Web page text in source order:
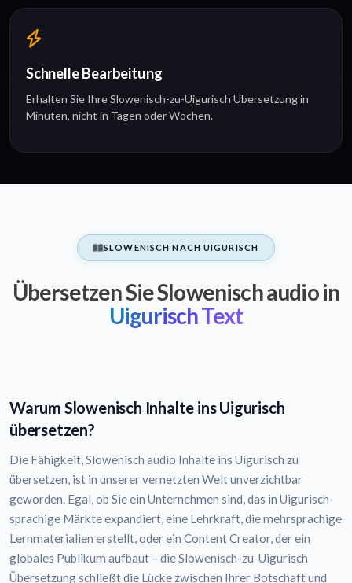
Schnelle Bearbeitung
Erhalten Sie Ihre Slowenisch-zu-Uigurisch Übersetzung in
Minuten, nicht in Tagen oder Wochen.
SLOWENISCH NACH UIGURISCH
Übersetzen Sie Slowenisch audio in
Uigurisch Text
Warum Slowenisch Inhalte ins Uigurisch
übersetzen?
Die Fähigkeit, Slowenisch audio Inhalte ins Uigurisch zu
übersetzen, ist in unserer vernetzten Welt unverzichtbar
geworden. Egal, ob Sie ein Unternehmen sind, das in Uigurisch-
sprachige Märkte expandiert, eine Lehrkraft, die mehrsprachige
Lernmaterialien erstellt, oder ein Content Creator, der ein
globales Publikum aufbaut – die Slowenisch-zu-Uigurisch
Übersetzung schließt die Lücke zwischen Ihrer Botschaft und